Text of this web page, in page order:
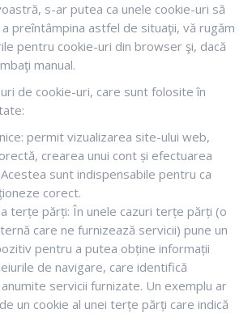
s-ar putea ca unele cookie-uri să
preîntâmpina astfel de situaţii, vă rugăm
pentru cookie-uri din browser şi, dacă
manual.
de cookie-uri, care sunt folosite în
permit vizualizarea site-ului web,
crearea unui cont și efectuarea
sunt indispensabile pentru ca
corect.
terțe părți: În unele cazuri terțe părți (o
care ne furnizează servicii) pune un
pentru a putea obține informații
de navigare, care identifică
servicii furnizate. Un exemplu ar
un cookie al unei terțe părți care indică